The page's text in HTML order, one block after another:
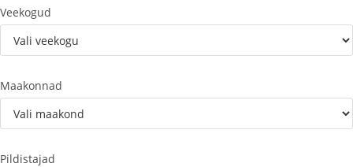
Veekogud
Maakonnad
Pildistajad